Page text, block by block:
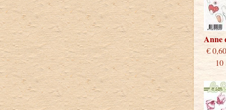
Anne
10